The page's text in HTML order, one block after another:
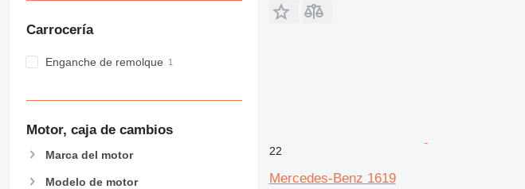
Carrocería
Enganche de remolque
Motor, caja de cambios
Marca del motor
Modelo de motor
22
Mercedes-Benz 1619